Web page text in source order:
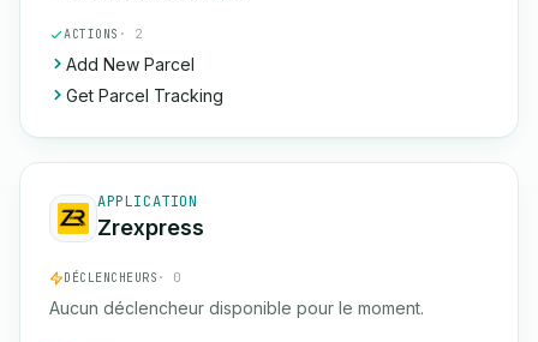
ACTIONS · 2
Add New Parcel
Get Parcel Tracking
APPLICATION
Zrexpress
DÉCLENCHEURS · 0
Aucun déclencheur disponible pour le moment.